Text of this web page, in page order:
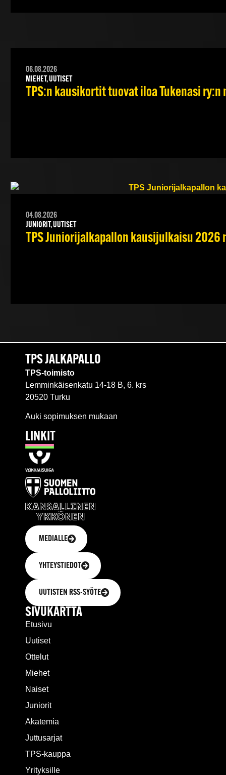
06.08.2026
MIEHET, UUTISET
TPS:n kausikortit tuovat iloa Tukenasi
04.08.2026
JUNIORIT, UUTISET
TPS Juniorijalkapallon kausijulkaisu 2026
TPS JALKAPALLO
TPS-toimisto
Lemminkäisenkatu 14-18 B, 6. krs
20520 Turku
Auki sopimuksen mukaan
LINKIT
MEDIALLE
YHTEYSTIEDOT
UUTISTEN RSS-SYÖTE
SIVUKARTTA
Etusivu
Uutiset
Ottelut
Miehet
Naiset
Juniorit
Akatemia
Juttusarjat
TPS-kauppa
Yrityksille